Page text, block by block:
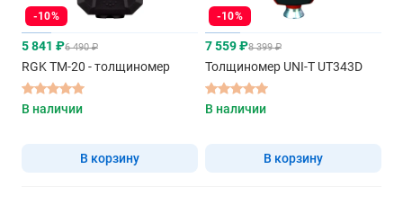
-10%
5 841 ₽6 490 ₽
RGK TM-20 - толщиномер
В наличии
В корзину
-10%
7 559 ₽8 399 ₽
Толщиномер UNI-T UT343D
В наличии
В корзину